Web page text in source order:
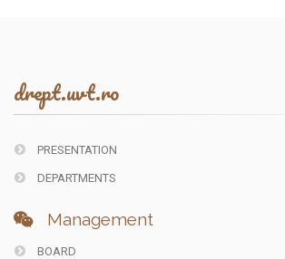
drept.uvt.ro
PRESENTATION
DEPARTMENTS
Management
BOARD